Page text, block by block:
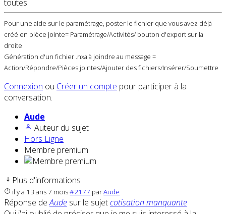
toutes.
Pour une aide sur le paramétrage, poster le fichier que vous avez déjà
créé en pièce jointe= Paramétrage/Activités/ bouton d'export sur la
droite
Génération d'un fichier .nxa à joindre au message =
Action/Répondre/Pièces jointes/Ajouter des fichiers/Insérer/Soumettre
Connexion ou Créer un compte pour participer à la
conversation.
Aude
Auteur du sujet
Hors Ligne
Membre premium
Plus d'informations
il y a 13 ans 7 mois#2177 parAude
Réponse deAude sur le sujetcotisation manquante